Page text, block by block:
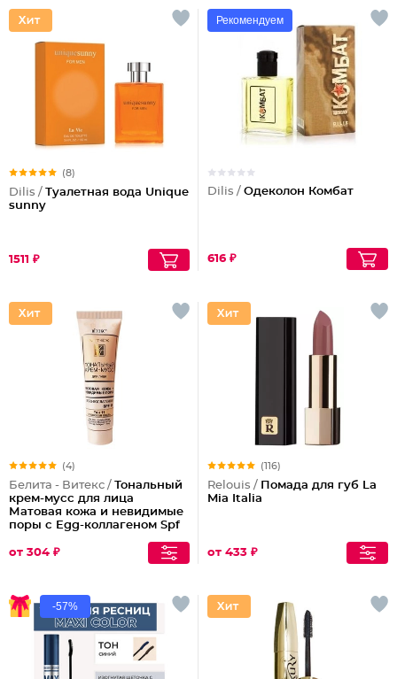
(8)
Dilis / Туалетная вода Unique
sunny
1511 ₽
Рекомендуем
Dilis / Одеколон Комбат
616 ₽
(4)
Белита - Витекс / Тональный
крем-мусс для лица
Матовая кожа и невидимые
поры с Egg-коллагеном Spf
от 304 ₽
(116)
Relouis / Помада для губ La
Mia Italia
от 433 ₽
-57%